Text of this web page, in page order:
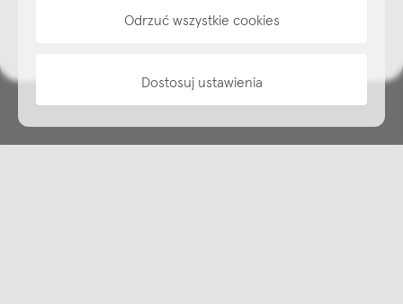
Odrzuć wszystkie cookies
Dostosuj ustawienia